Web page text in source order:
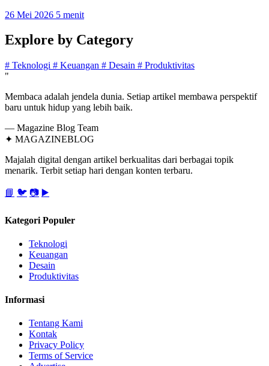
26 Mei 2026 5 menit
Explore by Category
# Teknologi # Keuangan # Desain # Produktivitas
"
Membaca adalah jendela dunia. Setiap artikel membawa perspektif
baru untuk hidup yang lebih baik.
— Magazine Blog Team
✦ MAGAZINEBLOG
Majalah digital dengan artikel berkualitas dari berbagai topik
menarik. Terbit setiap hari dengan konten terbaru.
📘 🐦 📷 ▶️
Kategori Populer
Teknologi
Keuangan
Desain
Produktivitas
Informasi
Tentang Kami
Kontak
Privacy Policy
Terms of Service